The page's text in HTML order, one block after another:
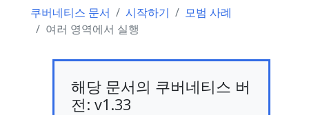
쿠버네티스 문서 시작하기
모범 사례
여러 영역에서 실행
해당 문서의 쿠버네티스 버
전: v1.33